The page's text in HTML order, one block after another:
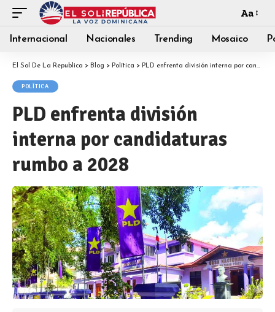
Aa
Internacional Nacionales Trending Mosaico
El Sol De La Republica > Blog > Política > PLD enfrenta división interna por candidaturas rumbo a 2028
POLÍTICA
PLD enfrenta división
interna por candidaturas
rumbo a 2028